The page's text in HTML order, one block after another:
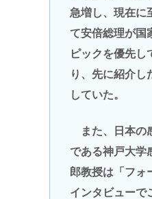
急増し、現在に
て安倍総理が国
ピックを優先し
り、先に紹介し
していた。
また、日本の
である神戸大学
郎教授は「フォ
インタビューで